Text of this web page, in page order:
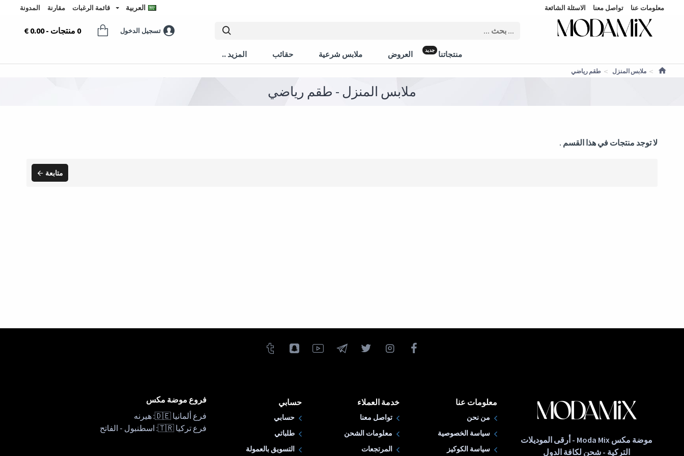
معلومات عنا تواصل معنا الاسئلة الشائعة العربية قائمة الرغبات مقارنة المدونة
تسجيل الدخول 0 منتجات - 0.00 €
منتجاتنا جديد العروض ملابس شرعية حقائب المزيد ..
ملابس المنزل طقم رياضي
ملابس المنزل - طقم رياضي
لا توجد منتجات في هذا القسم .
متابعة
موضة مكس Moda Mix - أرقى الموديلات
التركية - شحن لكافة الدول
معلومات عنا
من نحن
سياسة الخصوصية
سياسة الكوكيز
خدمة العملاء
تواصل معنا
معلومات الشحن
المرتجعات
حسابي
حسابي
طلباتي
التسويق بالعمولة
فروع موضة مكس
فرع ألمانيا 🇩🇪: هيرنه
فرع تركيا 🇹🇷: اسطنبول - الفاتح